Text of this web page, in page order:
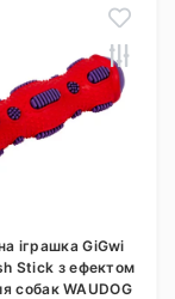
іграшка GiGwi
Stick з ефектом
собак WAUDOG